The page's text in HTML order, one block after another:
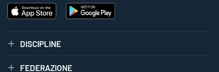
DISCIPLINE
FEDERAZIONE